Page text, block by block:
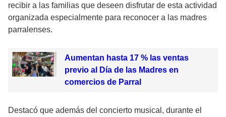
recibir a las familias que deseen disfrutar de esta actividad
organizada especialmente para reconocer a las madres
parralenses.
Aumentan hasta 17 % las ventas
previo al Día de las Madres en
comercios de Parral
Destacó que además del concierto musical, durante el